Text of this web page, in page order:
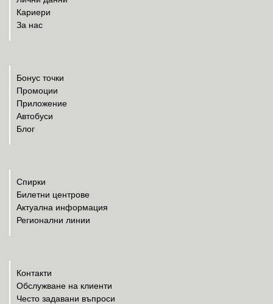
Кариери
За нас
Бонус точки
Промоции
Приложение
Автобуси
Блог
Спирки
Билетни центрове
Актуална информация
Регионални линии
Контакти
Обслужване на клиенти
Често задавани въпроси